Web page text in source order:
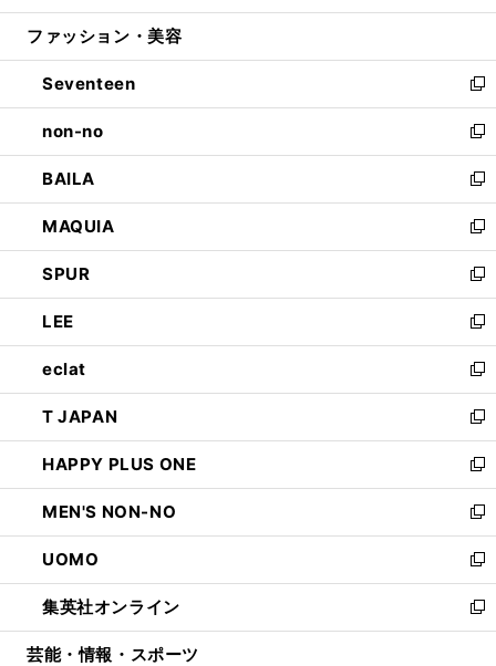
開
ウ
開
く
ン
ウ
で
開
く
ウ
ン
ド
ウ
で
開
く
ファッション・美容
Seventeen
新
し
い
ウ
ィ
ン
ド
ウ
で
開
く
non-no
新
し
い
ウ
ィ
ン
ド
ウ
で
開
く
BAILA
新
し
い
ウ
ィ
ン
ド
ウ
で
開
く
MAQUIA
新
し
い
ウ
ィ
ン
ド
ウ
で
開
く
SPUR
新
し
い
ウ
ィ
ン
ド
ウ
で
開
く
LEE
新
し
い
ウ
ィ
ン
ド
ウ
で
開
く
eclat
新
し
い
ウ
ィ
ン
ド
ウ
で
開
く
T JAPAN
新
し
い
ウ
ィ
ン
ド
ウ
で
開
HAPPY PLUS ONE
新
し
い
ウ
ィ
ン
ド
ウ
MEN'S NON-NO
新
し
い
ウ
ィ
ン
UOMO
新
し
い
ウ
集英社オンライン
新
し
芸能・情報・スポーツ